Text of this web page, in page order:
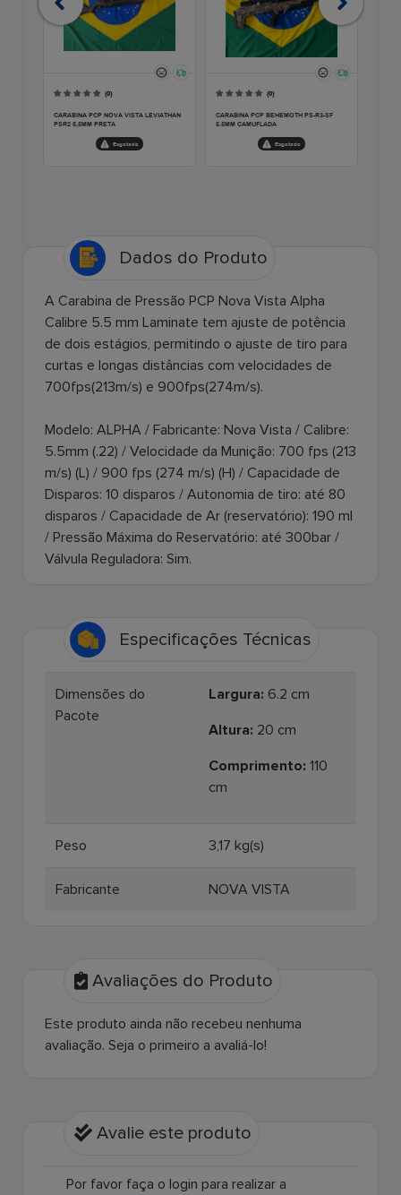
Dados do Produto
A Carabina de Pressão PCP Nova Vista Alpha
Calibre 5.5 mm Laminate tem ajuste de potência
de dois estágios, permitindo o ajuste de tiro para
curtas e longas distâncias com velocidades de
700fps(213m/s) e 900fps(274m/s).
Modelo: ALPHA / Fabricante: Nova Vista / Calibre:
5.5mm (.22) / Velocidade da Munição: 700 fps (213
m/s) (L) / 900 fps (274 m/s) (H) / Capacidade de
Disparos: 10 disparos / Autonomia de tiro: até 80
disparos / Capacidade de Ar (reservatório): 190 ml
/ Pressão Máxima do Reservatório: até 300bar /
Válvula Reguladora: Sim.
Especificações Técnicas
Dimensões do
Pacote
Largura: 6.2 cm
Altura: 20 cm
Comprimento: 110
cm
Peso 3,17 kg(s)
Fabricante NOVA VISTA
Avaliações do Produto
Este produto ainda não recebeu nenhuma
avaliação. Seja o primeiro a avaliá-lo!
Avalie este produto
Por favor faça o login para realizar a